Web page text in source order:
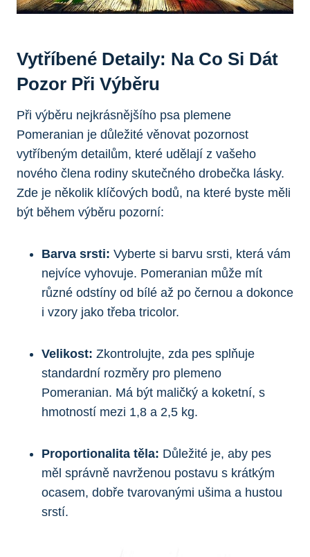
Vytříbené ⁢detaily: Na Co⁢ Si Dát
Pozor Při Výběru
Při výběru nejkrásnějšího psa plemene
Pomeranian je‍ důležité věnovat pozornost‍
vytříbeným​ detailům, které udělají z⁣ vašeho
nového člena rodiny skutečného ⁢drobečka lásky.
Zde je několik klíčových bodů, na které byste měli
být během‍ výběru pozorní:
Barva srsti: Vyberte ‌si barvu srsti,‍ která vám
nejvíce ‍vyhovuje. Pomeranian může‌ mít
‌různé⁢ odstíny od bílé až po černou a dokonce
​i vzory ⁢jako třeba tricolor.
Velikost: Zkontrolujte, zda pes splňuje
standardní rozměry pro plemeno
Pomeranian. Má být maličký a koketní, s
hmotností mezi 1,8 a 2,5 kg.
Proportionalita těla: Důležité je,​ aby pes
měl správně navrženou‌ postavu s krátkým
ocasem, ​dobře tvarovanými ušima a ⁢hustou
srstí.